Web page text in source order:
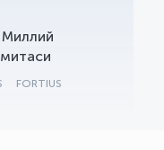
Миллий
FORTIUS